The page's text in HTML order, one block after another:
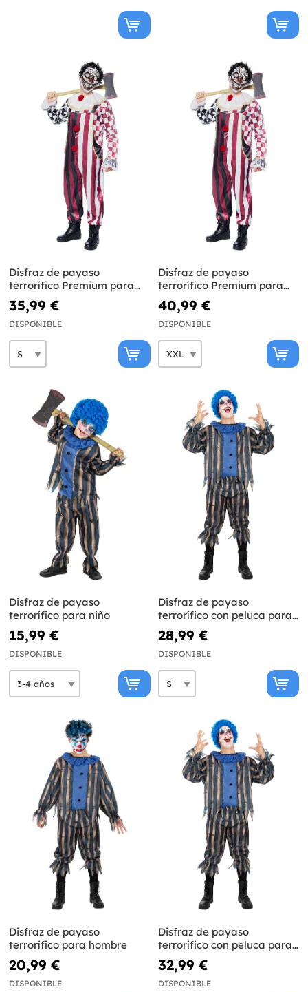
Disfraz de payaso
terrorífico Premium para
hombre
35,99 €
DISPONIBLE
Disfraz de payaso
terrorífico Premium para
hombre talla grande
40,99 €
DISPONIBLE
Disfraz de payaso
terrorífico para niño
15,99 €
DISPONIBLE
Disfraz de payaso
terrorífico con peluca para
hombre
28,99 €
DISPONIBLE
Disfraz de payaso
terrorífico para hombre
20,99 €
DISPONIBLE
Disfraz de payaso
terrorífico con peluca para
hombre talla grande
32,99 €
DISPONIBLE